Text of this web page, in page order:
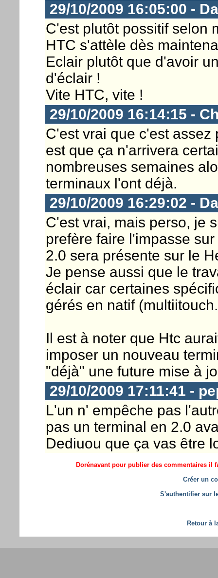
29/10/2009 16:05:00 -
C'est plutôt possitif selon
HTC s'attèle dès
Eclair plutôt que d'avoir
d'éclair !
Vite HTC, vite !
29/10/2009 16:14:15 -
C'est vrai que c'est
est que ça n'arrivera
nombreuses semaines
terminaux l'ont déjà.
29/10/2009 16:29:02 -
C'est vrai, mais perso, je
prefère faire l'impasse
2.0 sera présente sur le
Je pense aussi que le
éclair car certaines
gérés en natif
Il est à noter que Htc
imposer un nouveau
"déjà" une future mise à
29/10/2009 17:11:41 -
L'un n' empêche pas
pas un terminal en 2.0
Dediuou que ça vas être
Dorénavant pour publier des commentaires il
Créer un
S'authentifier sur
Retour à